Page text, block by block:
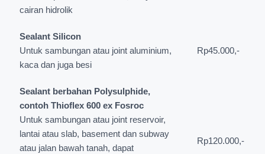
cairan hidrolik
Sealant Silicon
Untuk sambungan atau joint aluminium,
kaca dan juga besi
Rp45.000,-
Sealant berbahan Polysulphide,
contoh Thioflex 600 ex Fosroc
Untuk sambungan atau joint reservoir,
lantai atau slab, basement dan subway
atau jalan bawah tanah, dapat
Rp120.000,-